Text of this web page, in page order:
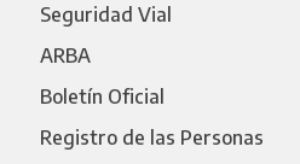
Seguridad Vial
ARBA
Boletín Oficial
Registro de las Personas